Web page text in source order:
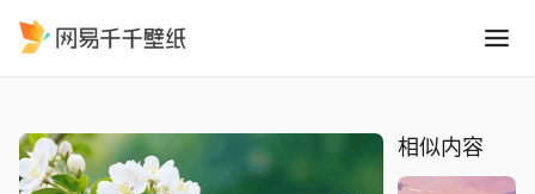
相似内容